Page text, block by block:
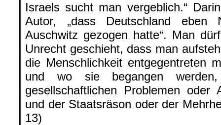
Israels sucht man vergeblich.“
Autor, „dass Deutschland
Auschwitz gezogen hatte“. Man
Unrecht geschieht, dass man
die Menschlichkeit entgegentreten
und wo sie begangen
gesellschaftlichen Problemen oder
und der Staatsräson oder der
13)